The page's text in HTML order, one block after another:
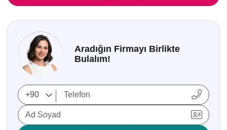
Aradığın Firmayı Birlikte
Bulalım!
Ad Soyad